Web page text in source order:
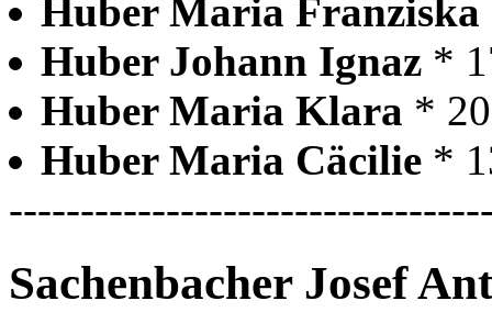
Huber Maria Franziska
Huber Johann Ignaz *
Huber Maria Klara *
Huber Maria Cäcilie *
Sachenbacher Josef